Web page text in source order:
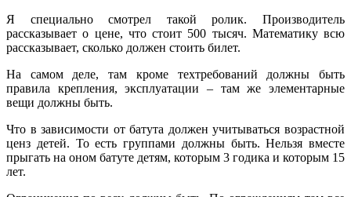
Я специально смотрел такой ролик. Производитель
рассказывает о цене, что стоит 500 тысяч. Математику всю
рассказывает, сколько должен стоить билет.
На самом деле, там кроме техтребований должны быть
правила крепления, эксплуатации – там же элементарные
вещи должны быть.
Что в зависимости от батута должен учитываться возрастной
ценз детей. То есть группами должны быть. Нельзя вместе
прыгать на оном батуте детям, которым 3 годика и которым 15
лет.